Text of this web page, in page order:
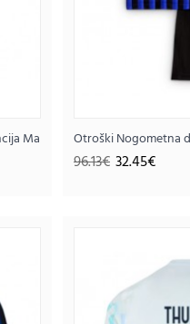
dresi replika
Marcus Thuram #9 Gostujoči
Otroški Nogometna
96.13€ 32.45€